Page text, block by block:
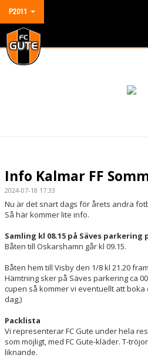
P2011
HEM
DOKUMENT
KONTAKT
GÄSTBOK
Info Kalmar FF
2024-07-18 17:33
Nu är det snart dags för årets andra
Så här kommer lite info.
Samling kl 08.15 på Säves parkering
Båten till Oskarshamn går kl 09.15.
Båten hem till Visby den 1/8 kl 21.20
Hämtning sker på Säves parkering ca
cupen så kommer vi eventuellt att boka
dag,)
Packlista
Vi representerar FC Gute under hela
som möjligt, med FC Gute-kläder. T-
liknande.